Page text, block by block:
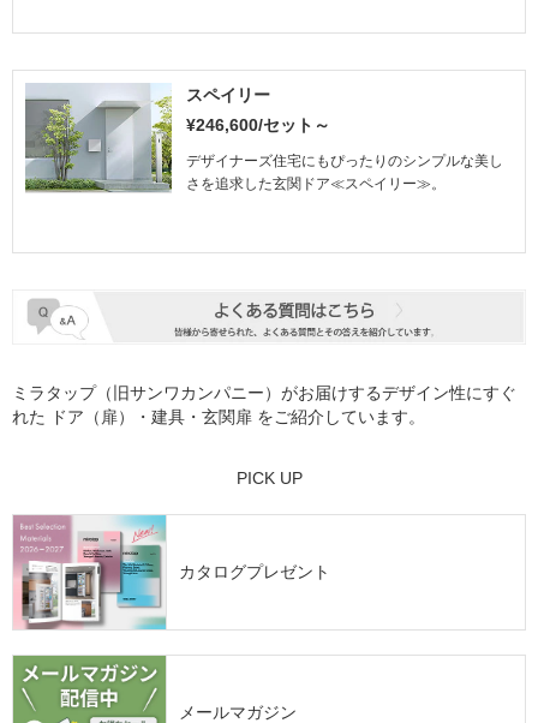
スペイリー
¥246,600/セット～
デザイナーズ住宅にもぴったりのシンプルな美し
さを追求した玄関ドア≪スペイリー≫。
ミラタップ（旧サンワカンパニー）がお届けするデザイン性にすぐ
れた
ドア（扉）・建具・玄関扉 をご紹介しています。
PICK UP
カタログプレゼント
メールマガジン